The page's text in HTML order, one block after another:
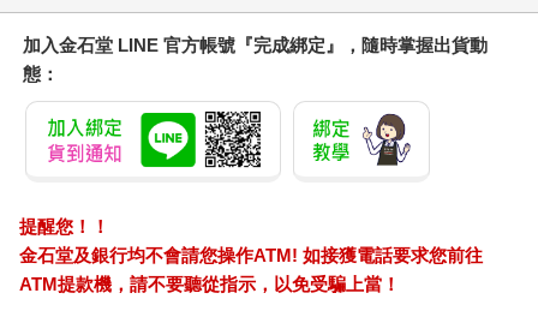
加入金石堂 LINE 官方帳號『完成綁定』，隨時掌握出貨動
態：
提醒您！！
金石堂及銀行均不會請您操作ATM! 如接獲電話要求您前往
ATM提款機，請不要聽從指示，以免受騙上當！